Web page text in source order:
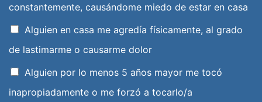
constantemente, causándome miedo de estar en casa
Alguien en casa me agredía físicamente, al grado
de lastimarme o causarme dolor
Alguien por lo menos 5 años mayor me tocó
inapropiadamente o me forzó a tocarlo/a